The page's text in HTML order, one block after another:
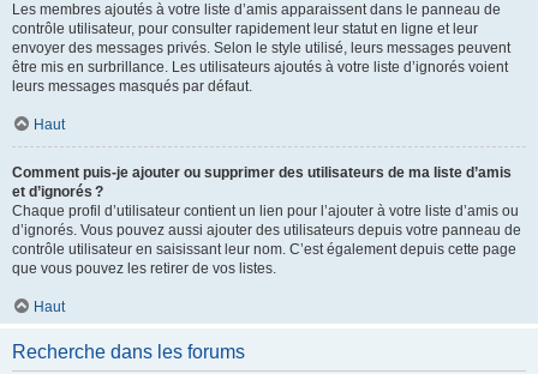
Les membres ajoutés à votre liste d’amis apparaissent dans le panneau de
contrôle utilisateur, pour consulter rapidement leur statut en ligne et leur
envoyer des messages privés. Selon le style utilisé, leurs messages peuvent
être mis en surbrillance. Les utilisateurs ajoutés à votre liste d’ignorés voient
leurs messages masqués par défaut.
Haut
Comment puis-je ajouter ou supprimer des utilisateurs de ma liste d’amis
et d’ignorés ?
Chaque profil d’utilisateur contient un lien pour l’ajouter à votre liste d’amis ou
d’ignorés. Vous pouvez aussi ajouter des utilisateurs depuis votre panneau de
contrôle utilisateur en saisissant leur nom. C’est également depuis cette page
que vous pouvez les retirer de vos listes.
Haut
Recherche dans les forums